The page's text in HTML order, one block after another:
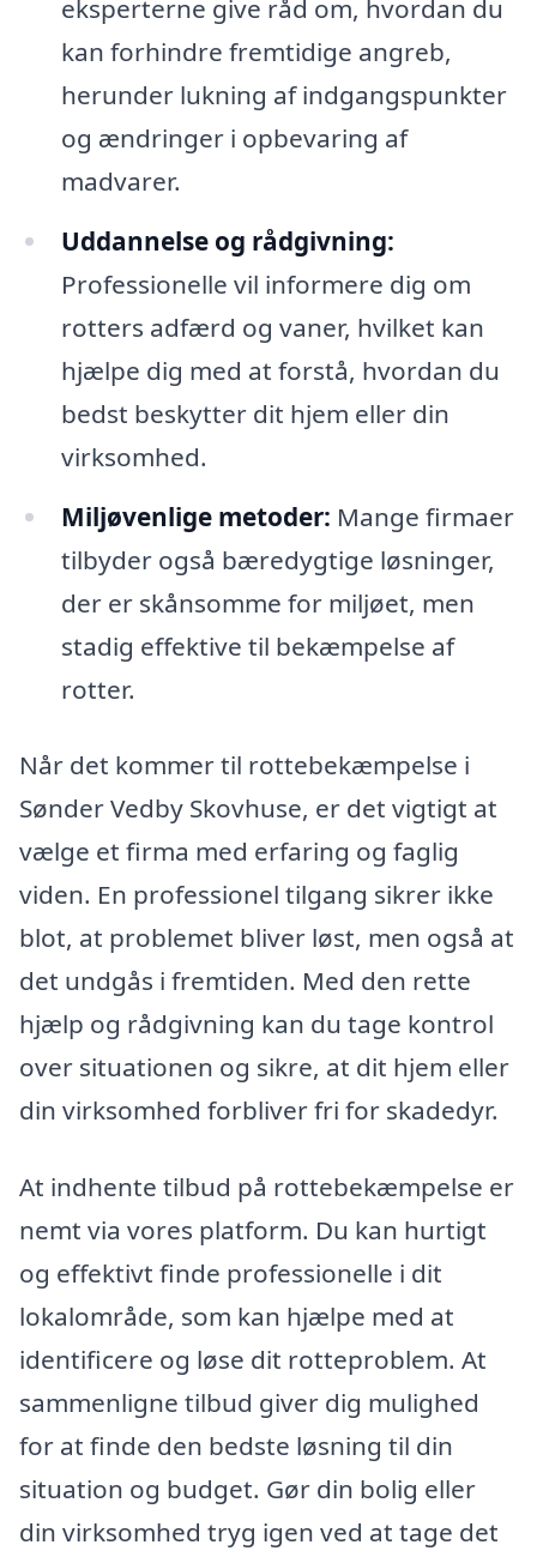
eksperterne give råd om, hvordan du
kan forhindre fremtidige angreb,
herunder lukning af indgangspunkter
og ændringer i opbevaring af
madvarer.
Uddannelse og rådgivning:
Professionelle vil informere dig om
rotters adfærd og vaner, hvilket kan
hjælpe dig med at forstå, hvordan du
bedst beskytter dit hjem eller din
virksomhed.
Miljøvenlige metoder: Mange firmaer
tilbyder også bæredygtige løsninger,
der er skånsomme for miljøet, men
stadig effektive til bekæmpelse af
rotter.
Når det kommer til rottebekæmpelse i
Sønder Vedby Skovhuse, er det vigtigt at
vælge et firma med erfaring og faglig
viden. En professionel tilgang sikrer ikke
blot, at problemet bliver løst, men også at
det undgås i fremtiden. Med den rette
hjælp og rådgivning kan du tage kontrol
over situationen og sikre, at dit hjem eller
din virksomhed forbliver fri for skadedyr.
At indhente tilbud på rottebekæmpelse er
nemt via vores platform. Du kan hurtigt
og effektivt finde professionelle i dit
lokalområde, som kan hjælpe med at
identificere og løse dit rotteproblem. At
sammenligne tilbud giver dig mulighed
for at finde den bedste løsning til din
situation og budget. Gør din bolig eller
din virksomhed tryg igen ved at tage det